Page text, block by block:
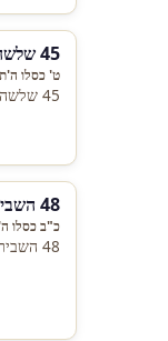
45 שלשה מקורות הנקודים
ט' כסלו
45 שלשה מקורות הנקודים
48 השבירה בז"ת ומדרש פסוקי המלכים
כ"ב כסלו
48 השבירה בז"ת ומדרש פסוקי המלכים